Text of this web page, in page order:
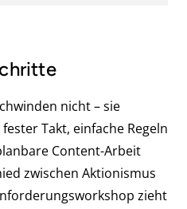
Das sichert
nicht – sie
Takt, einfache Regeln
Content-Arbeit
zwischen Aktionismus
zieht